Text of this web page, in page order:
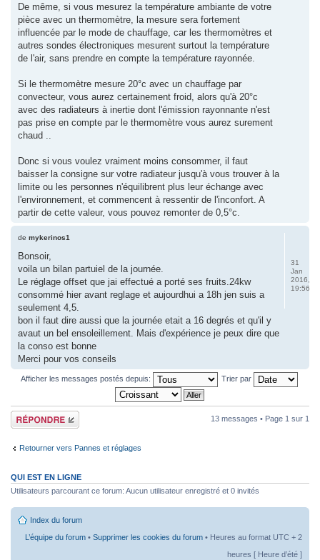
De même, si vous mesurez la température ambiante de votre
pièce avec un thermomètre, la mesure sera fortement
influencée par le mode de chauffage, car les thermomètres et
autres sondes électroniques mesurent surtout la température
de l'air, sans prendre en compte la température rayonnée.
Si le thermomètre mesure 20°c avec un chauffage par
convecteur, vous aurez certainement froid, alors qu'à 20°c
avec des radiateurs à inertie dont l'émission rayonnante n'est
pas prise en compte par le thermomètre vous aurez surement
chaud ..
Donc si vous voulez vraiment moins consommer, il faut
baisser la consigne sur votre radiateur jusqu'à vous trouver à la
limite ou les personnes n'équilibrent plus leur échange avec
l'environnement, et commencent à ressentir de l'inconfort. A
partir de cette valeur, vous pouvez remonter de 0,5°c.
de mykerinos1
Bonsoir,
voila un bilan partuiel de la journée.
Le réglage offset que jai effectué a porté ses fruits.24kw
consommé hier avant reglage et aujourdhui a 18h jen suis a
seulement 4,5.
bon il faut dire aussi que la journée etait a 16 degrés et qu'il y
avaut un bel ensoleillement. Mais d'expérience je peux dire que
la conso est bonne
Merci pour vos conseils
31
Jan
2016,
19:56
Afficher les messages postés depuis: Trier par
Répondre 13 messages • Page 1 sur 1
Retourner vers Pannes et réglages
QUI EST EN LIGNE
Utilisateurs parcourant ce forum: Aucun utilisateur enregistré et 0 invités
Index du forum
L’équipe du forum • Supprimer les cookies du forum • Heures au format UTC + 2
heures [ Heure d’été ]